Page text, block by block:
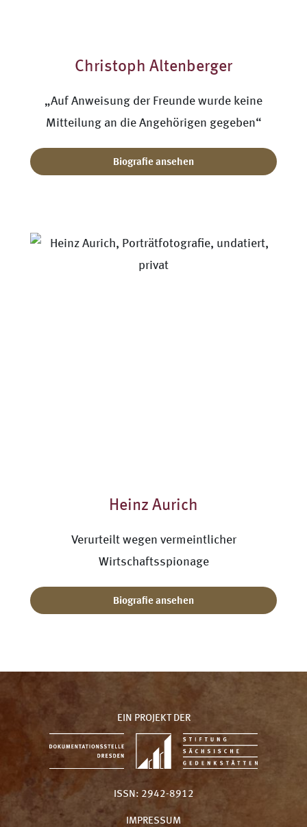
Christoph Altenberger
„Auf Anweisung der Freunde wurde keine
Mitteilung an die Angehörigen gegeben“
Biografie ansehen
Heinz Aurich
Verurteilt wegen vermeintlicher
Wirtschaftsspionage
Biografie ansehen
EIN PROJEKT DER
ISSN: 2942-8912
IMPRESSUM